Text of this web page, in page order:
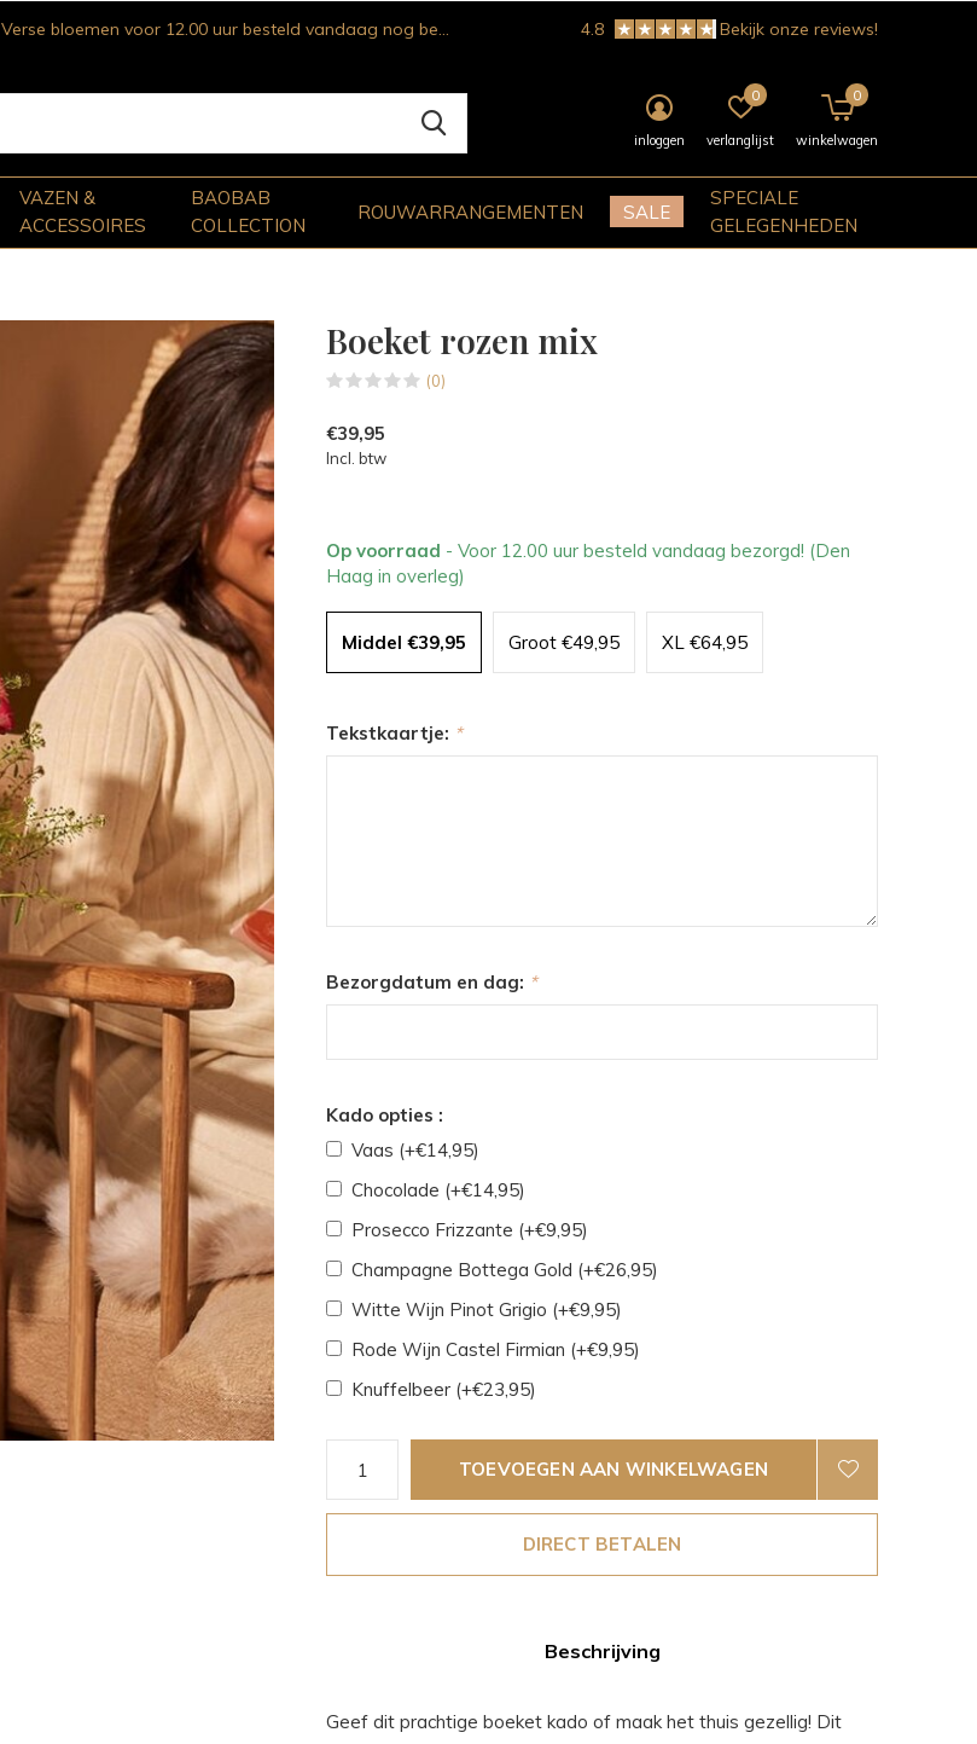
VAZEN &
ACCESSOIRES
BAOBAB
COLLECTION
ROUWARRANGEMENTEN SALE
SPECIALE
GELEGENHEDEN
inloggen verlanglijst
0
winkelwagen
0
Verse bloemen voor 12.00 uur besteld vandaag nog bezorgd! 4.8 Bekijk onze reviews!
Boeket rozen mix
(0)
€39,95
Incl. btw
Op voorraad - Voor 12.00 uur besteld vandaag bezorgd! (Den
Haag in overleg)
Middel €39,95 Groot €49,95 XL €64,95
Tekstkaartje: *
Bezorgdatum en dag: *
Kado opties :
Vaas (+€14,95)
Chocolade (+€14,95)
Prosecco Frizzante (+€9,95)
Champagne Bottega Gold (+€26,95)
Witte Wijn Pinot Grigio (+€9,95)
Rode Wijn Castel Firmian (+€9,95)
Knuffelbeer (+€23,95)
TOEVOEGEN AAN WINKELWAGEN
DIRECT BETALEN
Beschrijving
Geef dit prachtige boeket kado of maak het thuis gezellig! Dit